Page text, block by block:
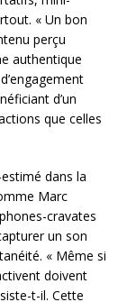
« Un bon
perçu
authentique
d’un
que celles
dans la
Marc
cravates
un son
« Même si
doivent
t-il. Cette